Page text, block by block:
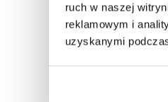
ruch w naszej
reklamowym i
uzyskanymi